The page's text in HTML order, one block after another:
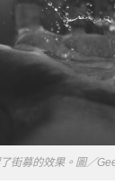
街募的效果。圖／